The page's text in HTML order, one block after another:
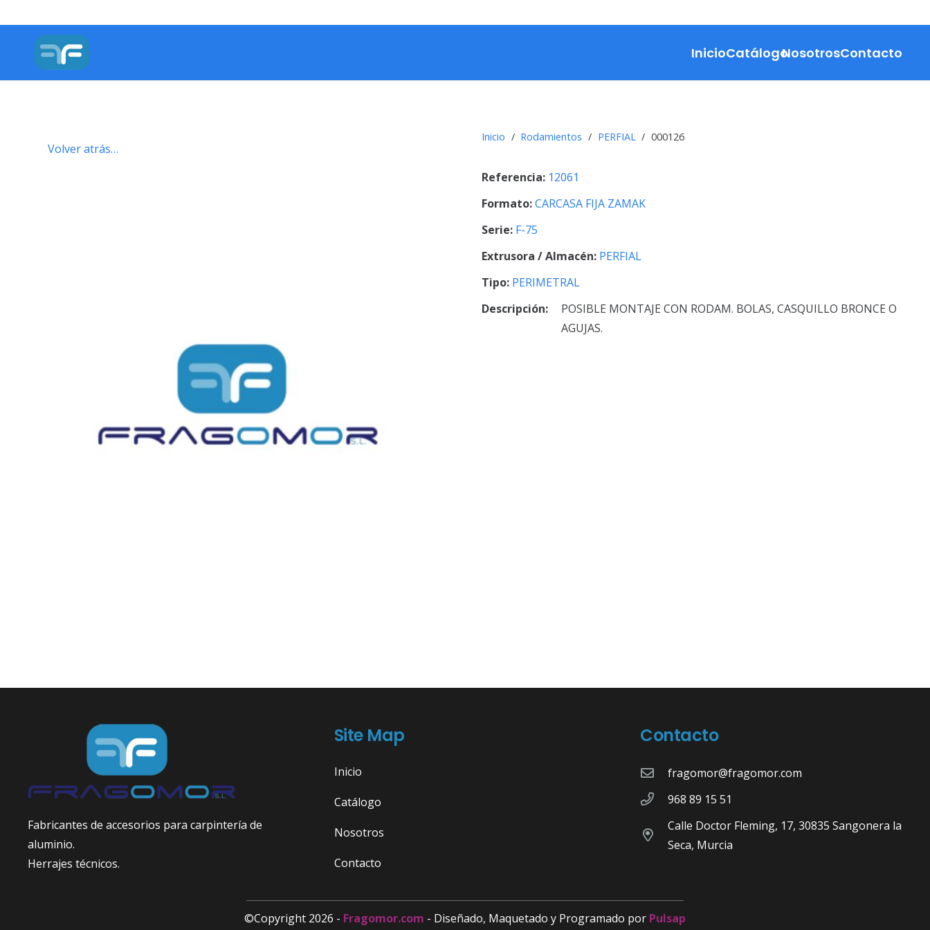
InicioCatálogoNosotrosContacto
Volver atrás…
Inicio / Rodamientos / PERFIAL / 000126
Referencia: 12061
Formato:CARCASA FIJA ZAMAK
Serie: F-75
Extrusora / Almacén: PERFIAL
Tipo: PERIMETRAL
Descripción:
POSIBLE MONTAJE CON RODAM. BOLAS, CASQUILLO BRONCE O
AGUJAS.
Fabricantes de accesorios para carpintería de
aluminio.
Herrajes técnicos.
Site Map
Inicio
Catálogo
Nosotros
Contacto
Contacto
fragomor@fragomor.com
968 89 15 51
Calle Doctor Fleming, 17, 30835 Sangonera la
Seca, Murcia
©Copyright 2026 - Fragomor.com - Diseñado, Maquetado y Programado por Pulsap